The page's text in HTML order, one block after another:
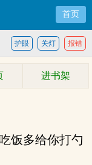
首页
报错
关灯
护眼
进书架
饭多给你打勺